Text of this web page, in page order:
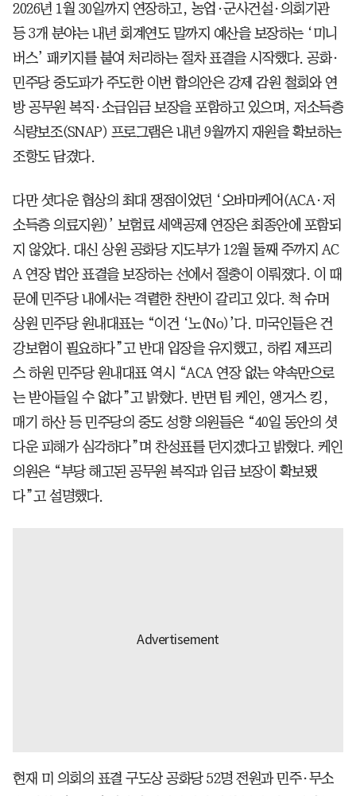
2026년 1월 30일까지 연장하고, 농업·군사건설·의회기관
등 3개 분야는 내년 회계연도 말까지 예산을 보장하는 ‘미니
버스’ 패키지를 붙여 처리하는 절차 표결을 시작했다. 공화·
민주당 중도파가 주도한 이번 합의안은 강제 감원 철회와 연
방 공무원 복직·소급임금 보장을 포함하고 있으며, 저소득층
식량보조(SNAP) 프로그램은 내년 9월까지 재원을 확보하는
조항도 담겼다.
다만 셧다운 협상의 최대 쟁점이었던 ‘오바마케어(ACA·저
소득층 의료지원)’ 보험료 세액공제 연장은 최종안에 포함되
지 않았다. 대신 상원 공화당 지도부가 12월 둘째 주까지 AC
A 연장 법안 표결을 보장하는 선에서 절충이 이뤄졌다. 이 때
문에 민주당 내에서는 격렬한 찬반이 갈리고 있다. 척 슈머
상원 민주당 원내대표는 “이건 ‘노(No)’다. 미국인들은 건
강보험이 필요하다”고 반대 입장을 유지했고, 하킴 제프리
스 하원 민주당 원내대표 역시 “ACA 연장 없는 약속만으로
는 받아들일 수 없다”고 밝혔다. 반면 팀 케인, 앵거스 킹,
매기 하산 등 민주당의 중도 성향 의원들은 “40일 동안의 셧
다운 피해가 심각하다”며 찬성표를 던지겠다고 밝혔다. 케인
의원은 “부당 해고된 공무원 복직과 임금 보장이 확보됐
다”고 설명했다.
현재 미 의회의 표결 구도상 공화당 52명 전원과 민주·무소